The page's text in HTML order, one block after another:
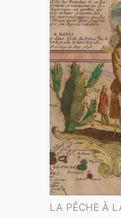
LA PÊCHE À